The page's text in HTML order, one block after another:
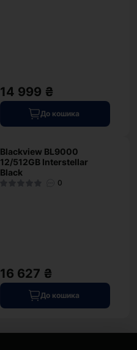
14 999 ₴
До кошика
Blackview BL9000
12/512GB Interstellar
Black
0
16 627 ₴
До кошика